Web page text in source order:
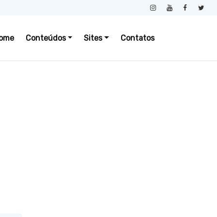
Conteúdos Sites Contatos